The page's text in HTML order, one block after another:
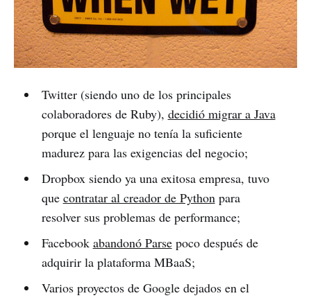
Twitter (siendo uno de los principales
colaboradores de Ruby), decidió migrar a Java
porque el lenguaje no tenía la suficiente
madurez para las exigencias del negocio;
Dropbox siendo ya una exitosa empresa, tuvo
que contratar al creador de Pythonpara
resolver sus problemas de performance;
Facebook abandonó Parsepoco después de
adquirir la plataforma MBaaS;
Varios proyectos de Google dejados en el